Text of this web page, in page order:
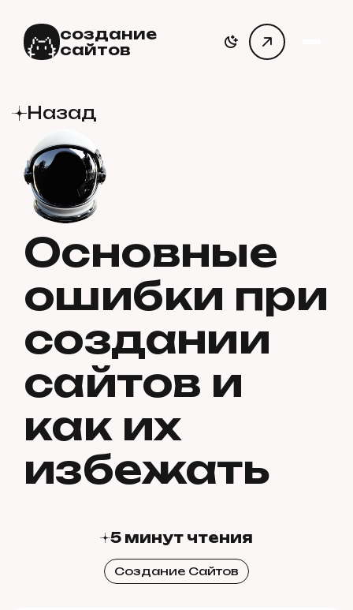
создание
сайтов
Назад
Основные
ошибки при
создании
сайтов и
как их
избежать
5 минут чтения
Создание Сайтов